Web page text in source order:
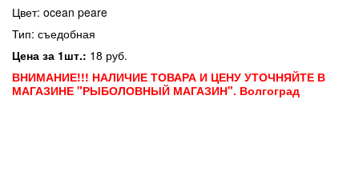
Цвет: ocean peare
Тип: съедобная
Цена за 1шт.: 18 руб.
ВНИМАНИЕ!!! НАЛИЧИЕ ТОВАРА И ЦЕНУ УТОЧНЯЙТЕ В
МАГАЗИНЕ "РЫБОЛОВНЫЙ МАГАЗИН". Волгоград